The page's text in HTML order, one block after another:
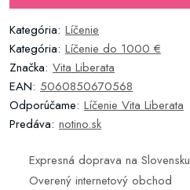
Kategória: Líčenie
Kategória: Líčenie do 1000 €
Značka: Vita Liberata
EAN: 5060850670568
Odporúčame: Líčenie Vita Liberata
Predáva: notino.sk
Expresná doprava na Slovensku
Overený internetový obchod